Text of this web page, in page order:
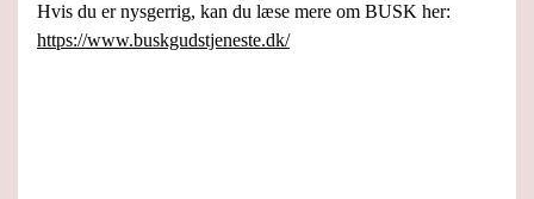
Hvis du er nysgerrig, kan du læse mere om BUSK her:
https://www.buskgudstjeneste.dk/